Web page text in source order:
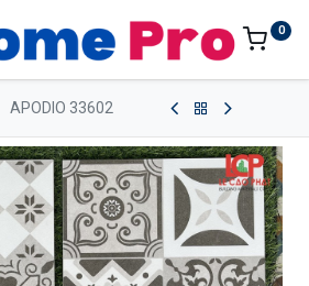
0
APODIO 33602